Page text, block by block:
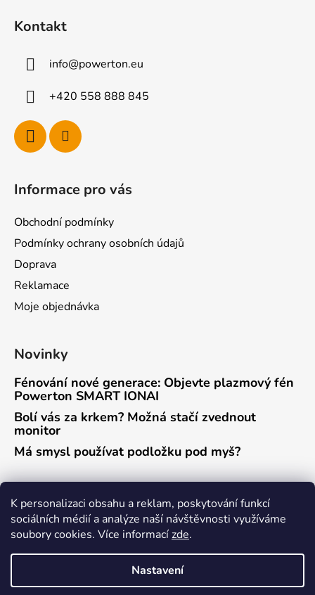
K personalizaci obsahu a reklam, poskytování funkcí
sociálních médií a analýze naší návštěvnosti využíváme
soubory cookies. Více informacízde.
Nastavení
Kontakt
info@powerton.eu
+420 558 888 845
Informace pro vás
Obchodní podmínky
Podmínky ochrany osobních údajů
Doprava
Reklamace
Moje objednávka
Novinky
Fénování nové generace: Objevte plazmový fén
Powerton SMART IONAI
Bolí vás za krkem? Možná stačí zvednout
monitor
Má smysl používat podložku pod myš?
Přijímáme online platby